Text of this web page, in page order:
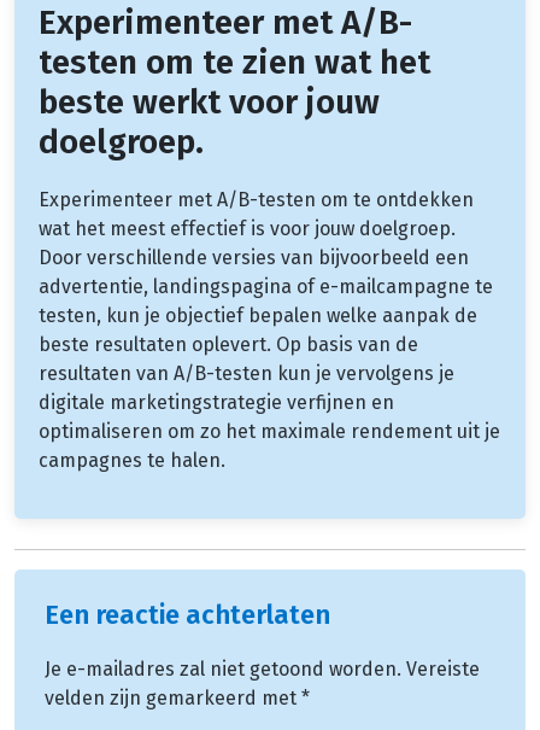
Experimenteer met A/B-
testen om te zien wat het
beste werkt voor jouw
doelgroep.
Experimenteer met A/B-testen om te ontdekken
wat het meest effectief is voor jouw doelgroep.
Door verschillende versies van bijvoorbeeld een
advertentie, landingspagina of e-mailcampagne te
testen, kun je objectief bepalen welke aanpak de
beste resultaten oplevert. Op basis van de
resultaten van A/B-testen kun je vervolgens je
digitale marketingstrategie verfijnen en
optimaliseren om zo het maximale rendement uit je
campagnes te halen.
Een reactie achterlaten
Je e-mailadres zal niet getoond worden. Vereiste
velden zijn gemarkeerd met *